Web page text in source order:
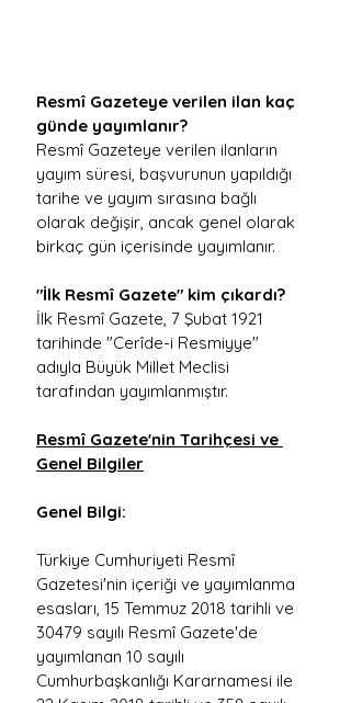
Resmî Gazeteye verilen ilan kaç
günde yayımlanır?
Resmî Gazeteye verilen ilanların
yayım süresi, başvurunun yapıldığı
tarihe ve yayım sırasına bağlı
olarak değişir, ancak genel olarak
birkaç gün içerisinde yayımlanır.
"İlk Resmî Gazete" kim çıkardı?
İlk Resmî Gazete, 7 Şubat 1921
tarihinde "Cerîde-i Resmiyye"
adıyla Büyük Millet Meclisi
tarafından yayımlanmıştır.
Resmî Gazete'nin Tarihçesi ve
Genel Bilgiler
Genel Bilgi:
Türkiye Cumhuriyeti Resmî
Gazetesi'nin içeriği ve yayımlanma
esasları, 15 Temmuz 2018 tarihli ve
30479 sayılı Resmî Gazete'de
yayımlanan 10 sayılı
Cumhurbaşkanlığı Kararnamesi ile